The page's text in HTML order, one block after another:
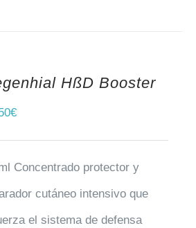
HßD Booster
€
Concentrado protector y
cutáneo intensivo que
el sistema de defensa